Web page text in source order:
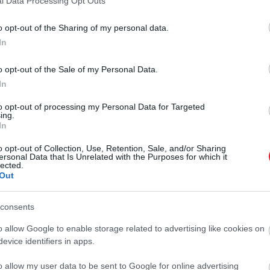
opt-out of the Sharing of my personal data.
opt-out of the Sale of my Personal Data.
opt-out of processing my Personal Data for Targeted
opt-out of Collection, Use, Retention, Sale, and/or Sharing
Data that Is Unrelated with the Purposes for which it
allow Google to enable storage related to advertising like cookies on
identifiers in apps.
allow my user data to be sent to Google for online advertising
különleges módszert talált ki a
egy pár valamelyik hoteljükben
elé néz, a cég ünnepséget rendez…
különös akcióval ösztönzi
a…